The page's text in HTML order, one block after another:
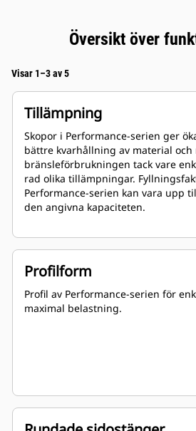
Översikt över
Visar 1–3 av 5
Tillämpning
Skopor i Performance-serien ger
bättre kvarhållning av material och
bränsleförbrukningen tack vare
rad olika tillämpningar.
Performance-serien kan vara upp
den angivna kapaciteten.
Profilform
Profil av Performance-serien för
maximal belastning.